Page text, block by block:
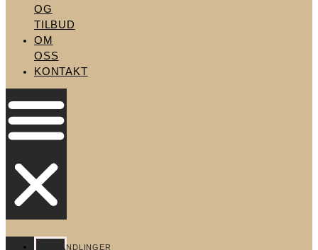
OG
TILBUD
OM
OSS
KONTAKT
BEHANDLINGER